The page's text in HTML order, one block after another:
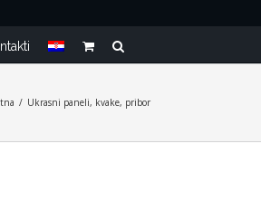
/ Ukrasni paneli, kvake, pribor